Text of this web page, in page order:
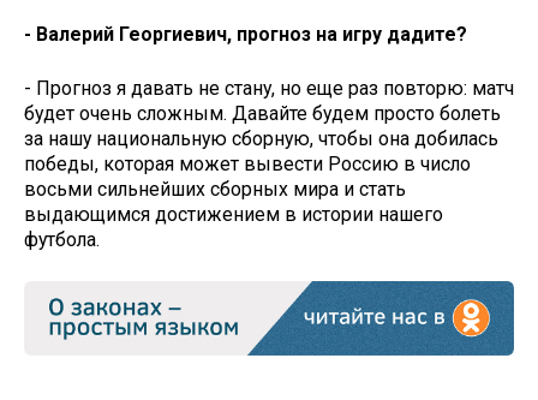
- Валерий Георгиевич, прогноз на игру дадите?
- Прогноз я давать не стану, но еще раз повторю: матч
будет очень сложным. Давайте будем просто болеть
за нашу национальную сборную, чтобы она добилась
победы, которая может вывести Россию в число
восьми сильнейших сборных мира и стать
выдающимся достижением в истории нашего
футбола.